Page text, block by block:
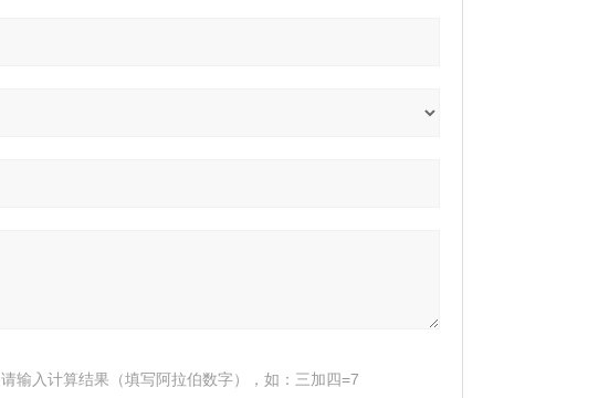
请输入计算结果（填写阿拉伯数字），如：三加四=7